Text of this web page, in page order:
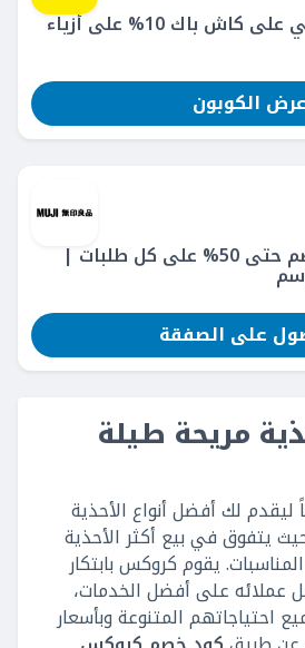
كود خصم نون: احصلي على كاش باك 10% على أزياء
عرض الكوبون
كود خصم موجي: خصم حتى 50% على كل طلبات |
على الصفقة
مريحة طيلة
لك أفضل أنواع الأحذية
يتفوق في بيع أكثر الأحذية
يقوم كروكس بابتكار
عملائه على أفضل الخدمات،
احتياجاتهم المتنوعة وبأسعار